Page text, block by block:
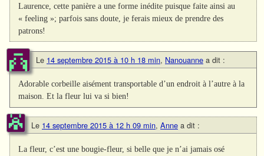
Laurence, cette panière a une forme inédite puisque faite ainsi au
« feeling »; parfois sans doute, je ferais mieux de prendre des
patrons!
Le 14 septembre 2015 à 10 h 18 min, Nanouanne a dit :
Adorable corbeille aisément transportable d’un endroit à l’autre à la
maison. Et la fleur lui va si bien!
Le 14 septembre 2015 à 12 h 09 min, Anne a dit :
La fleur, c’est une bougie-fleur, si belle que je n’ai jamais osé